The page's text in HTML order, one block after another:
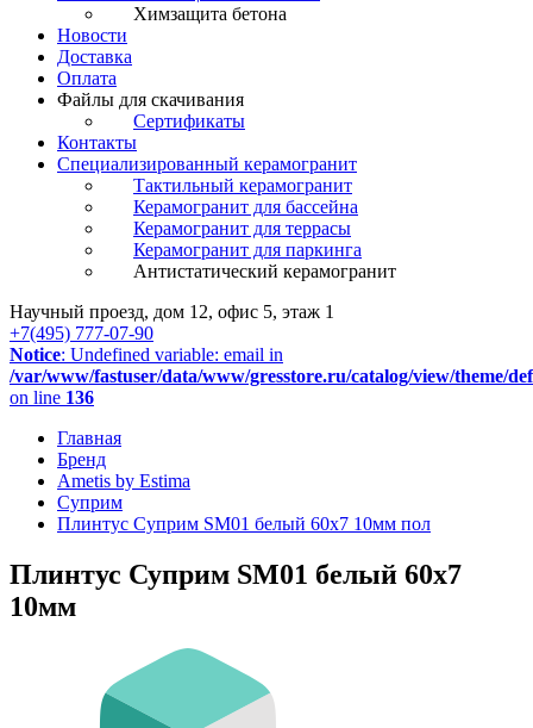
Химзащита бетона
Новости
Доставка
Оплата
Файлы для скачивания
Сертификаты
Контакты
Специализированный керамогранит
Тактильный керамогранит
Керамогранит для бассейна
Керамогранит для террасы
Керамогранит для паркинга
Антистатический керамогранит
Научный проезд, дом 12, офис 5, этаж 1
+7(495) 777-07-90
Notice: Undefined variable: email in
/var/www/fastuser/data/www/gresstore.ru/catalog/view/theme/
on line 136
Главная
Бренд
Ametis by Estima
Суприм
Плинтус Суприм SM01 белый 60x7 10мм пол
Плинтус Суприм SM01 белый 60x7
10мм